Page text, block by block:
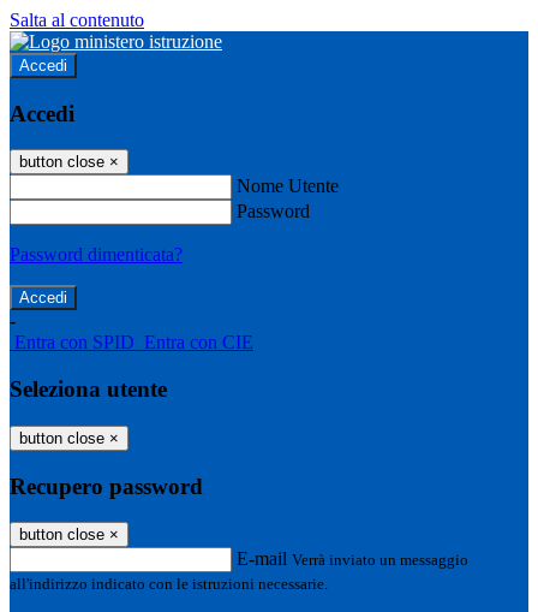
Salta al contenuto
Accedi
Accedi
button close ×
Nome Utente
Password
Password dimenticata?
-
Entra con SPID Entra con CIE
Seleziona utente
button close ×
Recupero password
button close ×
E-mail Verrà inviato un messaggio
all'indirizzo indicato con le istruzioni necessarie.